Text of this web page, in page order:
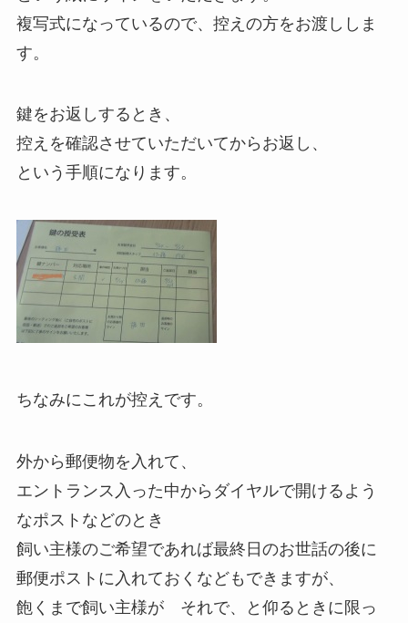
複写式になっているので、控えの方をお渡ししま
す。
鍵をお返しするとき、
控えを確認させていただいてからお返し、
という手順になります。
ちなみにこれが控えです。
外から郵便物を入れて、
エントランス入った中からダイヤルで開けるよう
なポストなどのとき
飼い主様のご希望であれば最終日のお世話の後に
郵便ポストに入れておくなどもできますが、
飽くまで飼い主様が それで、と仰るときに限っ